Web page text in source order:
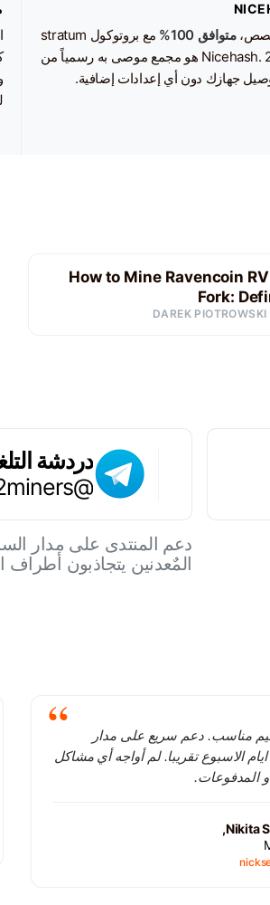
متوافق 100%
مع بروتوكول stratum
الخاص بـ Nicehash. 2Miners هو مجمع موصى به رسمياً من
How to Mine Ravencoin
Fork:
DAREK PIOTROWSKI
دردشة
@chat2miners
المٌعدنين يتجاذبون أطراف
مناسب. دعم سريع على مدار
الاسبوع تقريبا. لم أواجه أي مشاكل
المدفوعات.
Nikita